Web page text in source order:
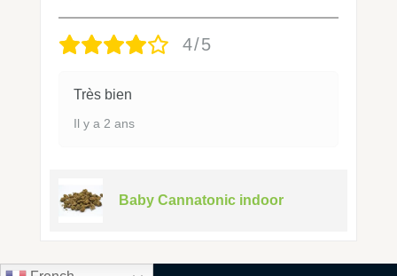
4/5
Très bien
Il y a 2 ans
Baby Cannatonic indoor